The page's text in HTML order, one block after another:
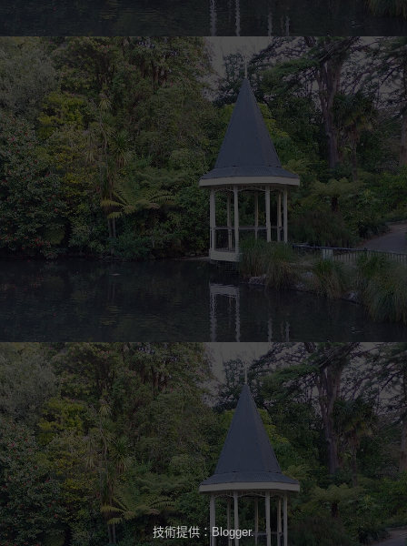
技術提供：Blogger.